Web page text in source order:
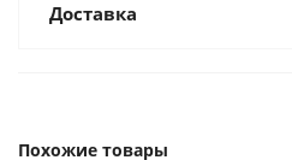
Доставка
Похожие товары